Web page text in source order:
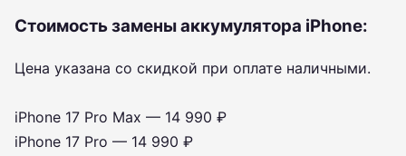
Стоимость замены аккумулятора iPhone:
Цена указана со скидкой при оплате наличными.
iPhone 17 Pro Max — 14 990 ₽
iPhone 17 Pro — 14 990 ₽